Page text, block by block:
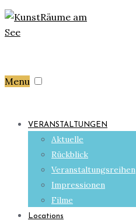
Menu
VERANSTALTUNGEN
Aktuelle
Rückblick
Veranstaltungsreihen
Impressionen
Filme
Locations